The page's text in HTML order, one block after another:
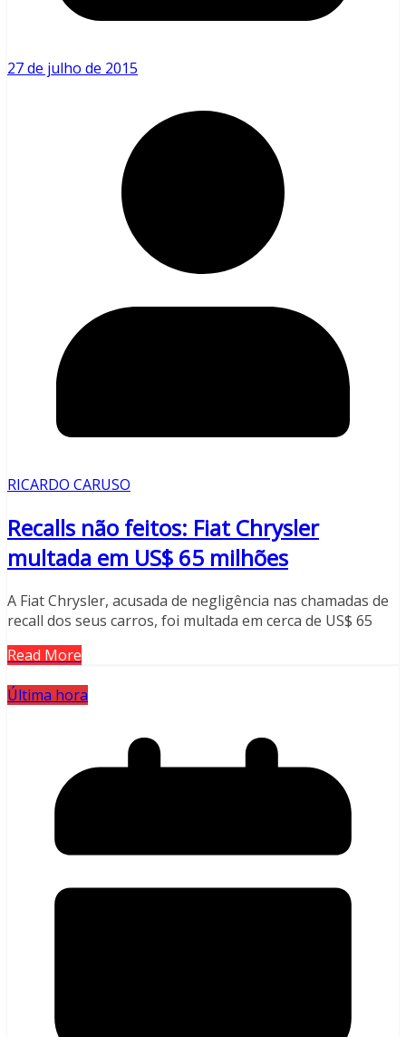
27 de julho de 2015
RICARDO CARUSO
Recalls não feitos: Fiat Chrysler
multada em US$ 65 milhões
A Fiat Chrysler, acusada de negligência nas chamadas de
recall dos seus carros, foi multada em cerca de US$ 65
Read More
Última hora